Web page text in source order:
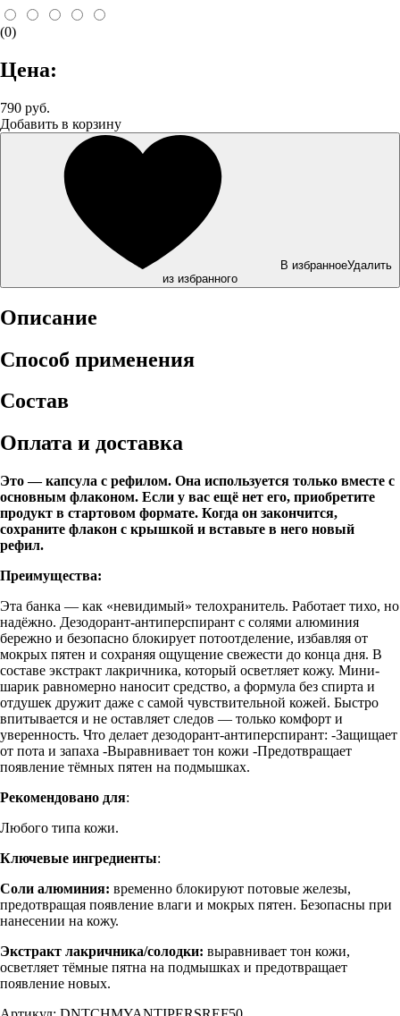
(0)
Цена:
790 руб.
Добавить в корзину
В избранноеУдалить
из избранного
Описание
Способ применения
Состав
Оплата и доставка
Это — капсула с рефилом. Она используется только вместе с
основным флаконом. Если у вас ещё нет его, приобретите
продукт в стартовом формате. Когда он закончится,
сохраните флакон с крышкой и вставьте в него новый
рефил.
Преимущества:
Эта банка — как «невидимый» телохранитель. Работает тихо, но
надёжно. Дезодорант-антиперспирант с солями алюминия
бережно и безопасно блокирует потоотделение, избавляя от
мокрых пятен и сохраняя ощущение свежести до конца дня. В
составе экстракт лакричника, который осветляет кожу. Мини-
шарик равномерно наносит средство, а формула без спирта и
отдушек дружит даже с самой чувствительной кожей. Быстро
впитывается и не оставляет следов — только комфорт и
уверенность. Что делает дезодорант-антиперспирант: -Защищает
от пота и запаха -Выравнивает тон кожи -Предотвращает
появление тёмных пятен на подмышках.
Рекомендовано для:
Любого типа кожи.
Ключевые ингредиенты:
Соли алюминия: временно блокируют потовые железы,
предотвращая появление влаги и мокрых пятен. Безопасны при
нанесении на кожу.
Экстракт лакричника/солодки: выравнивает тон кожи,
осветляет тёмные пятна на подмышках и предотвращает
появление новых.